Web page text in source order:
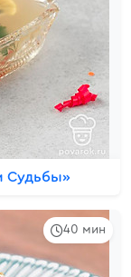
Судьбы»
40 мин